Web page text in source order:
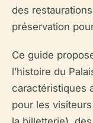
des
préservation
Ce guide
l’histoire du
caractéristiques
pour les